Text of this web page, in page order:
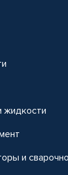
жидкости
и